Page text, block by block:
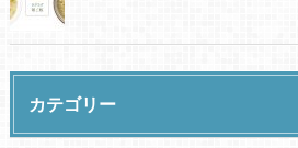
カテゴリー